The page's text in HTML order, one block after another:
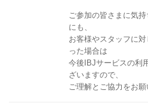
ご参加の皆さまに気
にも、
お客様やスタッフに
った場合は
今後IBJサービスの利
ざいますので、
ご理解とご協力をお願